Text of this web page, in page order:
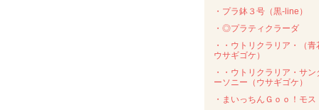
・プラ鉢３号（黒-line）
・◎プラティクラーダ
・・ウトリクラリア・（青
ウサギゴケ）
・・ウトリクラリア・サン
ーソニー（ウサギゴケ）
・まいっちんＧｏｏ！モス